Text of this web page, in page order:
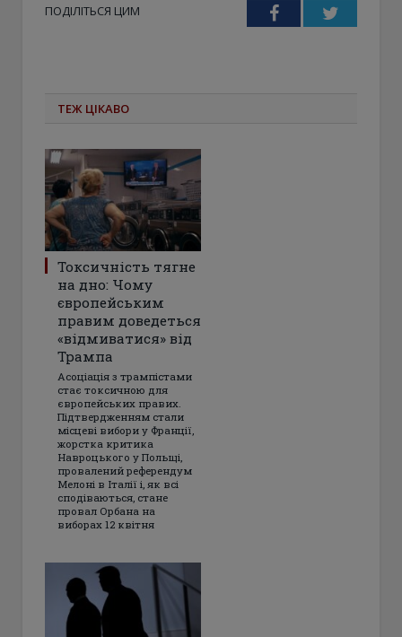
ПОДІЛІТЬСЯ ЦИМ FacebookTwitter
ТЕЖ ЦІКАВО
Токсичність тягне
на дно: Чому
європейським
правим доведеться
«відмиватися» від
Трампа
Асоціація з трампістами
стає токсичною для
європейських правих.
Підтвердженням стали
місцеві вибори у Франції,
жорстка критика
Навроцького у Польщі,
провалений референдум
Мелоні в Італії і, як всі
сподіваються, стане
провал Орбана на
виборах 12 квітня